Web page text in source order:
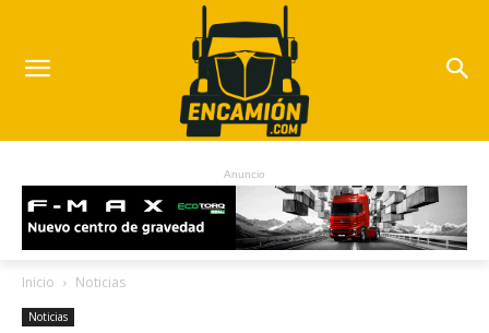
Anuncio
Inicio Noticias
Noticias